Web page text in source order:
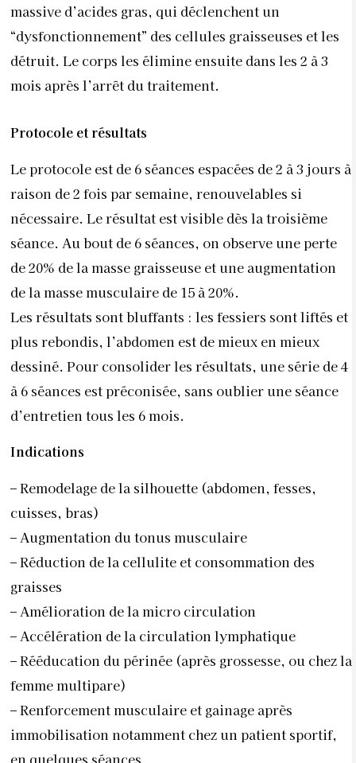
massive d’acides gras, qui déclenchent un
“dysfonctionnement” des cellules graisseuses et les
détruit. Le corps les élimine ensuite dans les 2 à 3
mois après l’arrêt du traitement.
Protocole et résultats
Le protocole est de 6 séances espacées de 2 à 3 jours à
raison de 2 fois par semaine, renouvelables si
nécessaire. Le résultat est visible dès la troisième
séance. Au bout de 6 séances, on observe une perte
de 20% de la masse graisseuse et une augmentation
de la masse musculaire de 15 à 20%.
Les résultats sont bluffants : les fessiers sont liftés et
plus rebondis, l’abdomen est de mieux en mieux
dessiné. Pour consolider les résultats, une série de 4
à 6 séances est préconisée, sans oublier une séance
d’entretien tous les 6 mois.
Indications
–Remodelage de la silhouette (abdomen, fesses,
cuisses, bras)
– Augmentation du tonus musculaire
–Réduction de la cellulite et consommation des
graisses
– Amélioration de la micro circulation
– Accélération de la circulation lymphatique
–Rééducation du périnée (après grossesse, ou chez la
femme multipare)
–Renforcement musculaire et gainage après
immobilisation notamment chez un patient sportif,
en quelques séances